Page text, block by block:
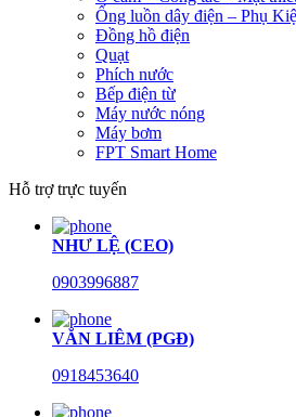
Ống luồn dây điện – Phụ
Đồng hồ điện
Quạt
Phích nước
Bếp điện từ
Máy nước nóng
Máy bơm
FPT Smart Home
Hỗ trợ trực tuyến
NHƯ LỆ (CEO)
0903996887
VĂN LIÊM (PGĐ)
0918453640